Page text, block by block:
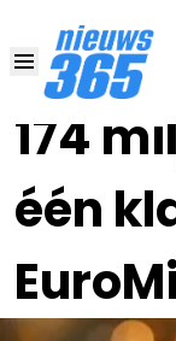
174
één
09 JUN , 22:15•